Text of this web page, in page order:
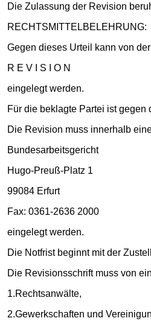
Die Zulassung der Revision
RECHTSMITTELBELEHRUNG:
Gegen dieses Urteil kann von
R E V I S I O N
eingelegt werden.
Für die beklagte Partei ist
Die Revision muss innerhalb
Bundesarbeitsgericht
Hugo-Preuß-Platz 1
99084 Erfurt
Fax: 0361-2636 2000
eingelegt werden.
Die Notfrist beginnt mit der
Die Revisionsschrift muss von
1.Rechtsanwälte,
2.Gewerkschaften und